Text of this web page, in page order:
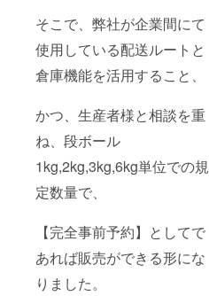
そこで、弊社が企業間にて
使用している配送ルートと
倉庫機能を活用すること、
かつ、生産者様と相談を重
ね、段ボール
1kg,2kg,3kg,6kg単位での規
定数量で、
【完全事前予約】としてで
あれば販売ができる形にな
りました。